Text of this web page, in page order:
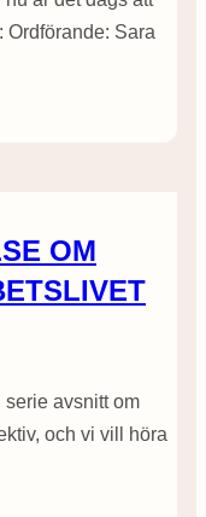
Ordförande: Sara
OM
avsnitt om
och vi vill höra